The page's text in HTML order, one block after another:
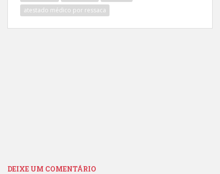
atestado médico por ressaca
DEIXE UM COMENTÁRIO